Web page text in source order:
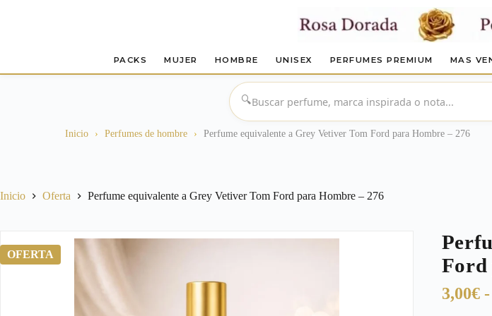
PACKS MUJER HOMBRE UNISEX PERFUMES PREMIUM MAS
🔍
Inicio › Perfumes de hombre › Perfume equivalente a Grey Vetiver Tom Ford para Hombre – 276
Inicio Oferta Perfume equivalente a Grey Vetiver Tom Ford para Hombre – 276
OFERTA
Ford
3,00€ -